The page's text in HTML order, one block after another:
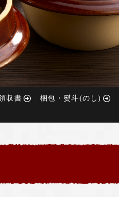
収書 梱包・熨斗(のし)